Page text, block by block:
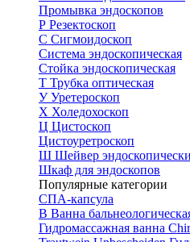
Промывка эндоскопов
Р Резектоскоп
С Сигмоидоскоп
Система эндоскопическая
Стойка эндоскопическая
Т Трубка оптическая
УУретероскоп
Х Холедохоскоп
Ц Цистоскоп
Цистоуретроскоп
Ш Шейвер
Шкаф для эндоскопов
Популярные категории
СПА-капсула
В Ванна
Гидромассажная ванна